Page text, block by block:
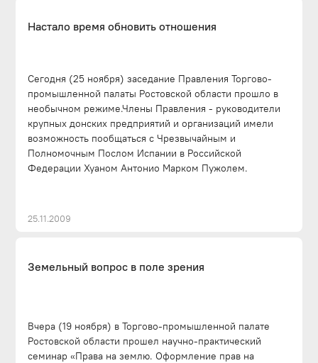
Настало время обновить отношения
Сегодня (25 ноября) заседание Правления Торгово-
промышленной палаты Ростовской области прошло в
необычном режиме.Члены Правления - руководители
крупных донских предприятий и организаций имели
возможность пообщаться с Чрезвычайным и
Полномочным Послом Испании в Российской
Федерации Хуаном Антонио Марком Пужолем.
25.11.2009
Земельный вопрос в поле зрения
Вчера (19 ноября) в Торгово-промышленной палате
Ростовской области прошел научно-практический
семинар «Права на землю. Оформление прав на